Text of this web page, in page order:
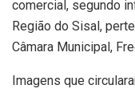
comercial, segundo
Região do Sisal,
Câmara Municipal,
Imagens que